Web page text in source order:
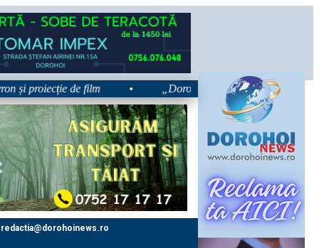
de film • „Dorohoiul, în Sărbătoare!” – trei zile
redactia@dorohoinews.ro